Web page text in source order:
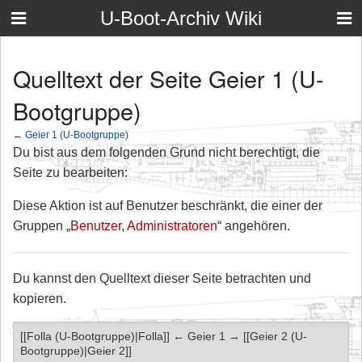
U-Boot-Archiv Wiki
Quelltext der Seite Geier 1 (U-
Bootgruppe)
← Geier 1 (U-Bootgruppe)
Du bist aus dem folgenden Grund nicht berechtigt, die
Seite zu bearbeiten:
Diese Aktion ist auf Benutzer beschränkt, die einer der
Gruppen „Benutzer, Administratoren“ angehören.
Du kannst den Quelltext dieser Seite betrachten und
kopieren.